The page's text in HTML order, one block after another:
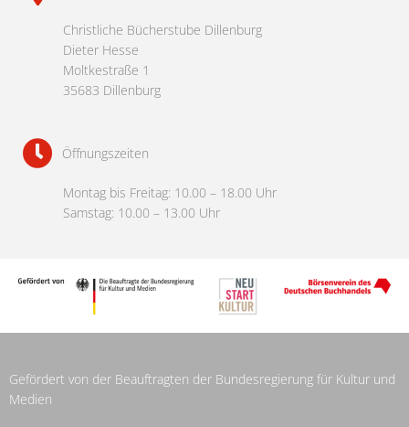
Christliche Bücherstube Dillenburg
Dieter Hesse
Moltkestraße 1
35683 Dillenburg
Öffnungszeiten
Montag bis Freitag: 10.00 – 18.00 Uhr
Samstag: 10.00 – 13.00 Uhr
Gefördert von der Beauftragten der Bundesregierung für Kultur und
Medien